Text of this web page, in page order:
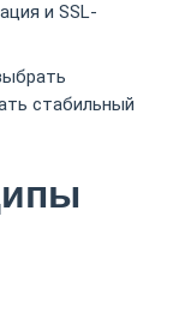
и SSL-
стабильный